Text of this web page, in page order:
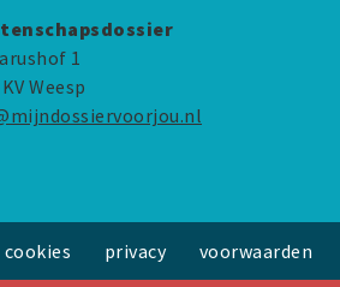
1
Weesp
cookies privacy voorwaarden